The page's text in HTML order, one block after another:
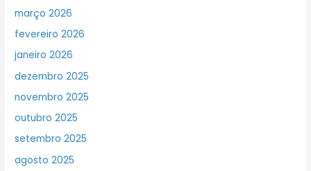
março 2026
fevereiro 2026
janeiro 2026
dezembro 2025
novembro 2025
outubro 2025
setembro 2025
agosto 2025